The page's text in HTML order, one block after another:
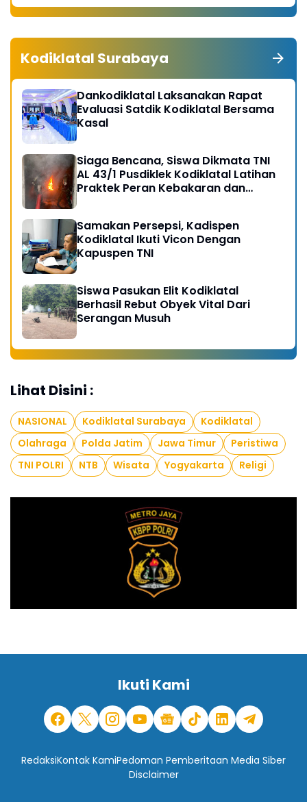
Kodiklatal Surabaya
Dankodiklatal Laksanakan Rapat
Evaluasi Satdik Kodiklatal Bersama
Kasal
Siaga Bencana, Siswa Dikmata TNI
AL 43/1 Pusdiklek Kodiklatal Latihan
Praktek Peran Kebakaran dan
Samakan Persepsi, Kadispen
Kodiklatal Ikuti Vicon Dengan
Kapuspen TNI
Siswa Pasukan Elit Kodiklatal
Berhasil Rebut Obyek Vital Dari
Serangan Musuh
Lihat Disini :
NASIONAL Kodiklatal Surabaya
Kodiklatal
Olahraga
Polda Jatim Jawa Timur
Peristiwa
TNI POLRI
NTB Wisata Yogyakarta Religi
Ikuti Kami
RedaksiKontak KamiPedoman Pemberitaan Media Siber
Disclaimer